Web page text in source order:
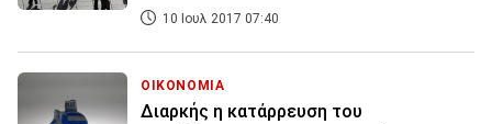
10 Ιουλ 2017 07:40
ΟΙΚΟΝΟΜΙΑ
Διαρκής η κατάρρευση του